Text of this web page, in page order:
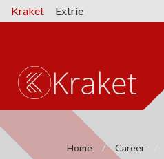
Kraket Extrie
Home Career